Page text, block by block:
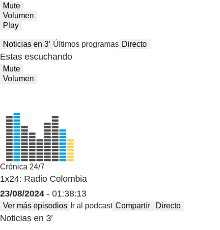
Mute
Volumen
Play
Noticias en 3′ Últimos programas Directo
Estas escuchando
Mute
Volumen
Crónica 24/7
1x24: Radio Colombia
23/08/2024 - 01:38:13
Ver más episodios Ir al podcast Compartir Directo
Noticias en 3′